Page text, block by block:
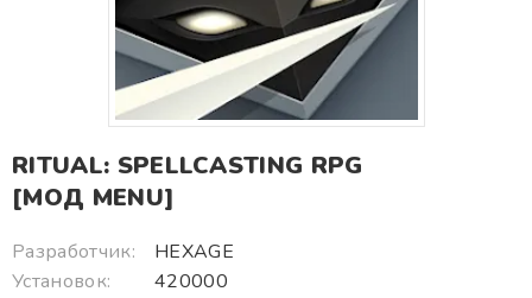
RITUAL: SPELLCASTING RPG
[МОД MENU]
Разработчик:
HEXAGE
Установок:
420000